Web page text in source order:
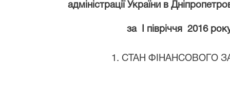
адміністрації України в
за І півріччя 2016
1. СТАН ФІНАНСОВОГО